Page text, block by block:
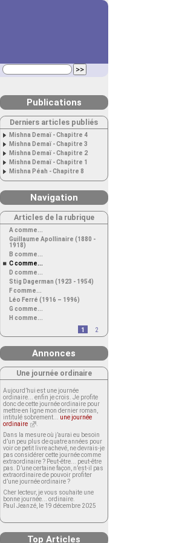
Publications
Derniers articles publiés
Mishna Demaï - Chapitre 4
Mishna Demaï - Chapitre 3
Mishna Demaï - Chapitre 2
Mishna Demaï - Chapitre 1
Mishna Péah - Chapitre 8
Navigation
Articles de la rubrique
A comme...
Guillaume Apollinaire (1880 -
1918)
B comme...
C comme...
D comme...
Stig Dagerman (1923 - 1954)
F comme...
Léo Ferré (1916 – 1996)
G comme...
H comme...
1
2
Annonces
Une journée ordinaire
Aujourd’hui est une journée
ordinaire... enfin je crois. Je profite
donc de cette journée ordinaire pour
mettre en ligne mon dernier roman,
intitulé sobrement... une journée
ordinaire
Dans la mesure où j’aurai eu besoin
d’un peu plus de quatre années pour
voir ce petit livre achevé, ne devrais-je
pas considérer cette journée comme
extraordinaire ? Peut-être... peut-être
pas. D’une certaine façon, n’est-il pas
extraordinaire de pouvoir profiter
d’une journée ordinaire ?
Cher lecteur, je vous souhaite une
bonne journée... ordinaire.
Paul Jeanzé, le 19 décembre 2025
Top Articles